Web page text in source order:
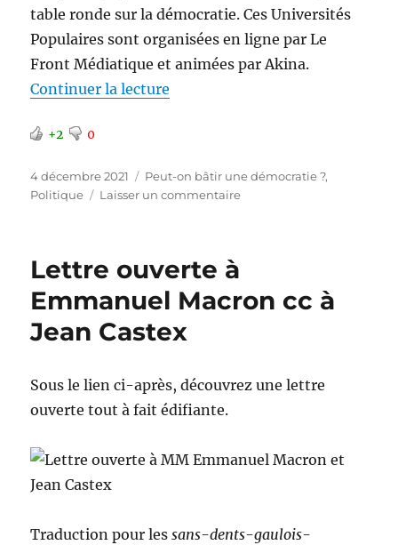
table ronde sur la démocratie. Ces Universités
Populaires sont organisées en ligne par Le
Front Médiatique et animées par Akina.
Continuer la lecture
+2 0
Publié
le
4 décembre 2021 Catégories
Peut-on bâtir une démocratie ?,
Politique
Laisser un commentairesur
Démocratie
Lettre ouverte à
Emmanuel Macron cc à
Jean Castex
Sous le lien ci-après, découvrez une lettre
ouverte tout à fait édifiante.
Traduction pour lessans-dents-gaulois-